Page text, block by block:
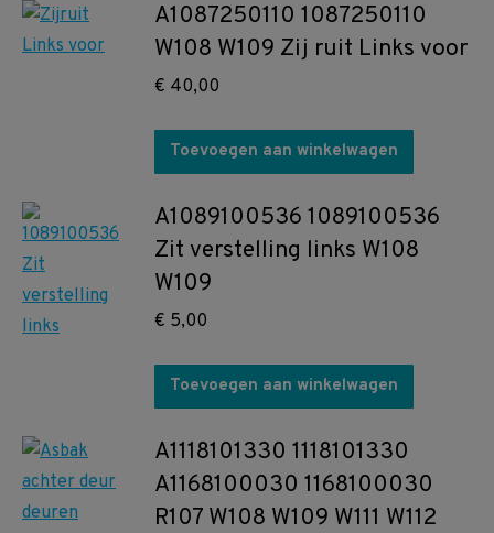
A1087250110 1087250110
W108 W109 Zij ruit Links voor
€ 40,00
Toevoegen aan winkelwagen
A1089100536 1089100536
Zit verstelling links W108
W109
€ 5,00
Toevoegen aan winkelwagen
A1118101330 1118101330
A1168100030 1168100030
R107 W108 W109 W111 W112